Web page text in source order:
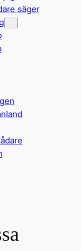
säger